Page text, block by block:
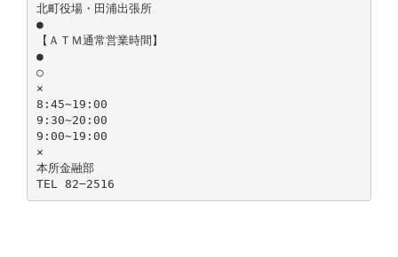
北町役場・田浦出張所
●
【ＡＴＭ通常営業時間】
●
○
×
8:45∼19:00
9:30∼20:00
9:00∼19:00
×
本所金融部